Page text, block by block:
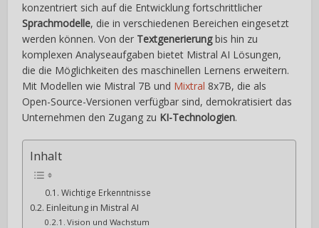
konzentriert sich auf die Entwicklung fortschrittlicher
Sprachmodelle, die in verschiedenen Bereichen eingesetzt
werden können. Von der Textgenerierungbis hin zu
komplexen Analyseaufgaben bietet Mistral AI Lösungen,
die die Möglichkeiten des maschinellen Lernens erweitern.
Mit Modellen wie Mistral 7B und Mixtral 8x7B, die als
Open-Source-Versionen verfügbar sind, demokratisiert das
Unternehmen den Zugang zu KI-Technologien.
Inhalt
Wichtige Erkenntnisse
Einleitung in Mistral AI
Vision und Wachstum